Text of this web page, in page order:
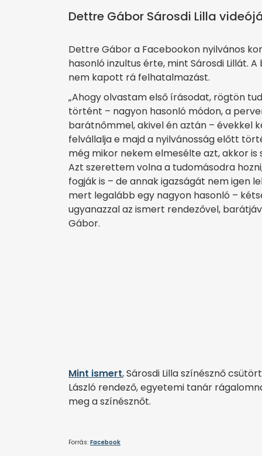
Dettre Gábor Sárosdi Lilla
Dettre Gábor a Facebookon nyilvános
hasonló inzultus érte, mint Sárosdi Lillát.
nem kapott rá felhatalmazást.
„Ahogy olvastam első írásodat, rögtön
történt – nagyon hasonló módon, a
barátnőmmel, akivel én aztán – évekkel
felvállalja e majd a nyilvánosság előtt
még mikor nekem elmesélte azt, akkor
Azt szerettem volna a tudomásodra
fogják is – de annak igazságát nem igen
mert legalább egy nagyon hasonló –
ugyanazzal az ismert rendezővel,
Gábor.
Mint ismert, Sárosdi Lilla színésznő
László rendező, egyetemi tanár
meg a színésznőt.
Forrás: Facebook